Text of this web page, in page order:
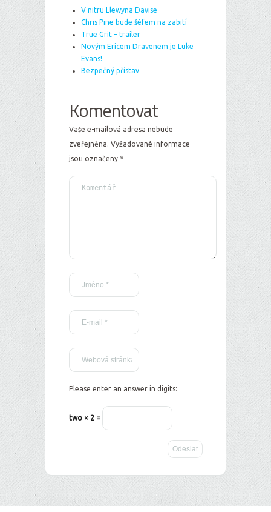
V nitru Llewyna Davise
Chris Pine bude šéfem na zabití
True Grit – trailer
Novým Ericem Dravenem je Luke
Evans!
Bezpečný přístav
Komentovat
Vaše e-mailová adresa nebude
zveřejněna. Vyžadované informace
jsou označeny *
Please enter an answer in digits:
two × 2 =